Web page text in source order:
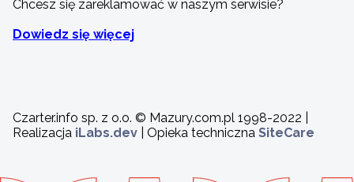
Chcesz się zareklamować w naszym serwisie?
Dowiedz się więcej
Czarter.info sp. z o.o. © Mazury.com.pl 1998-2022 |
Realizacja iLabs.dev | Opieka techniczna SiteCare